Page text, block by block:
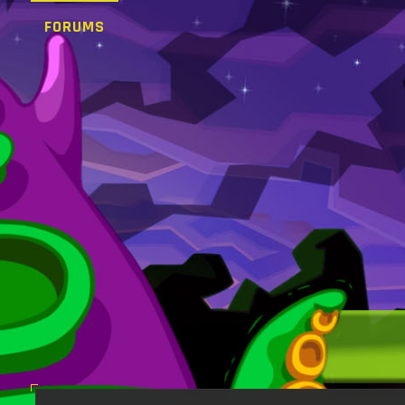
FORUMS